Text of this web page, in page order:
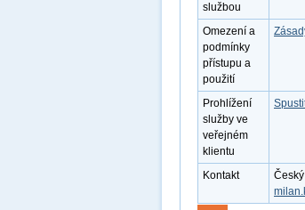
službou
Omezení a
podmínky
přístupu a
použití
Prohlížení
služby ve
veřejném
klientu
Kontakt